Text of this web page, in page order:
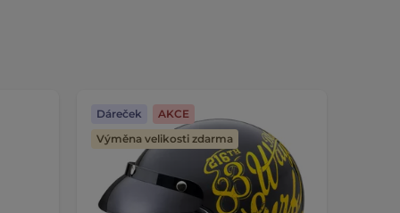
Dáreček
AKCE
Výměna velikosti zdarma